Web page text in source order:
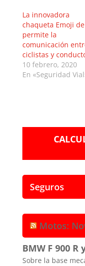
La innovadora
chaqueta Emoji
permite la
comunicación
ciclistas y
10 febrero, 2020
En «Seguridad
Seguros
Motos:
BMW F 900 R
Sobre la base